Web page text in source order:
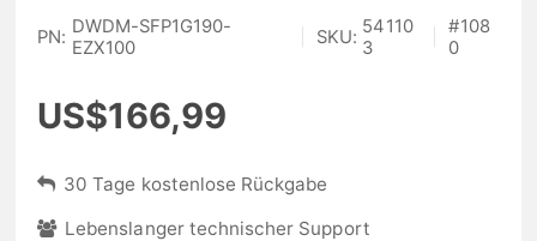
PN: DWDM-SFP1G190-
EZX100
SKU: 54110
3
#108
0
US$166,99
30 Tage kostenlose Rückgabe
Lebenslanger technischer Support